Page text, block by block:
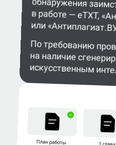
или
По требованию
на наличие
искусственным